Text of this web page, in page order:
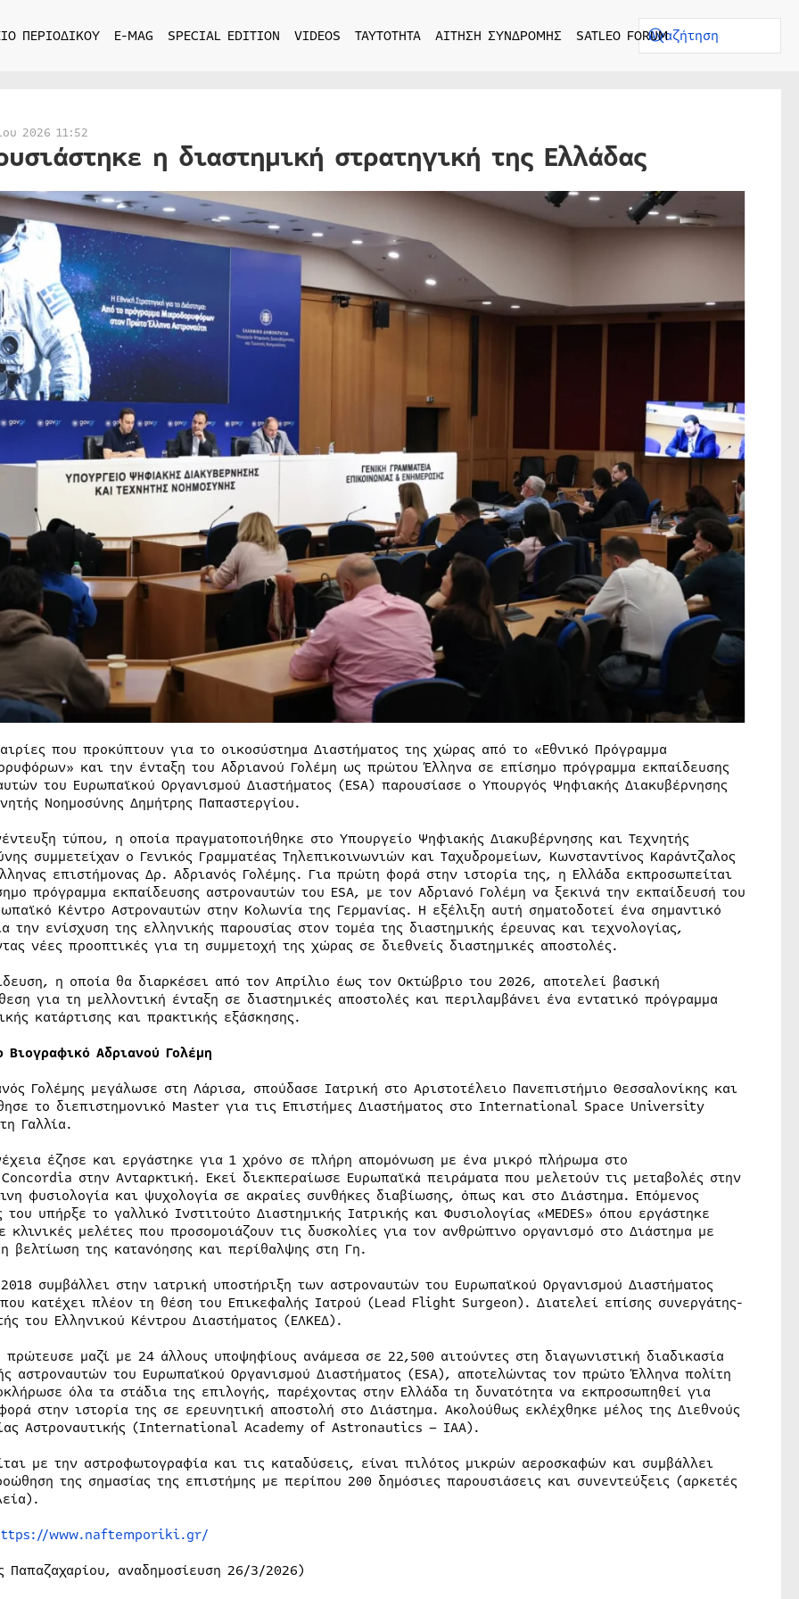
ΠΕΡΙΟΔΙΚΟΥ E-MAG SPECIAL EDITION VIDEOS ΤΑΥΤΟΤΗΤΑ ΑΙΤΗΣΗ ΣΥΝΔΡΟΜΗΣ SATLEO FORUM
2026 11:52
η διαστημική στρατηγική της Ελλάδας
που προκύπτουν για το οικοσύστημα Διαστήματος της χώρας από το «Εθνικό Πρόγραμμα
και την ένταξη του Αδριανού Γολέμη ως πρώτου Έλληνα σε επίσημο πρόγραμμα εκπαίδευσης
του Ευρωπαϊκού Οργανισμού Διαστήματος (ESA) παρουσίασε ο Υπουργός Ψηφιακής Διακυβέρνησης
Νοημοσύνης Δημήτρης Παπαστεργίου.
τύπου, η οποία πραγματοποιήθηκε στο Υπουργείο Ψηφιακής Διακυβέρνησης και Τεχνητής
συμμετείχαν ο Γενικός Γραμματέας Τηλεπικοινωνιών και Ταχυδρομείων, Κωνσταντίνος Καράντζαλος
επιστήμονας Δρ. Αδριανός Γολέμης. Για πρώτη φορά στην ιστορία της, η Ελλάδα εκπροσωπείται
πρόγραμμα εκπαίδευσης αστροναυτών του ESA, με τον Αδριανό Γολέμη να ξεκινά την εκπαίδευσή του
Κέντρο Αστροναυτών στην Κολωνία της Γερμανίας. Η εξέλιξη αυτή σηματοδοτεί ένα σημαντικό
την ενίσχυση της ελληνικής παρουσίας στον τομέα της διαστημικής έρευνας και τεχνολογίας,
νέες προοπτικές για τη συμμετοχή της χώρας σε διεθνείς διαστημικές αποστολές.
η οποία θα διαρκέσει από τον Απρίλιο έως τον Οκτώβριο του 2026, αποτελεί βασική
για τη μελλοντική ένταξη σε διαστημικές αποστολές και περιλαμβάνει ένα εντατικό πρόγραμμα
κατάρτισης και πρακτικής εξάσκησης.
Βιογραφικό Αδριανού Γολέμη
Γολέμης μεγάλωσε στη Λάρισα, σπούδασε Ιατρική στο Αριστοτέλειο Πανεπιστήμιο Θεσσαλονίκης και
το διεπιστημονικό Master για τις Επιστήμες Διαστήματος στο International Space University
Γαλλία.
έζησε και εργάστηκε για 1 χρόνο σε πλήρη απομόνωση με ένα μικρό πλήρωμα στο
στην Ανταρκτική. Εκεί διεκπεραίωσε Ευρωπαϊκά πειράματα που μελετούν τις μεταβολές στην
φυσιολογία και ψυχολογία σε ακραίες συνθήκες διαβίωσης, όπως και στο Διάστημα. Επόμενος
του υπήρξε το γαλλικό Ινστιτούτο Διαστημικής Ιατρικής και Φυσιολογίας «MEDES» όπου εργάστηκε
κλινικές μελέτες που προσομοιάζουν τις δυσκολίες για τον ανθρώπινο οργανισμό στο Διάστημα με
βελτίωση της κατανόησης και περίθαλψης στη Γη.
συμβάλλει στην ιατρική υποστήριξη των αστροναυτών του Ευρωπαϊκού Οργανισμού Διαστήματος
κατέχει πλέον τη θέση του Επικεφαλής Ιατρού (Lead Flight Surgeon). Διατελεί επίσης συνεργάτης-
του Ελληνικού Κέντρου Διαστήματος (ΕΛΚΕΔ).
πρώτευσε μαζί με 24 άλλους υποψηφίους ανάμεσα σε 22,500 αιτούντες στη διαγωνιστική διαδικασία
αστροναυτών του Ευρωπαϊκού Οργανισμού Διαστήματος (ESA), αποτελώντας τον πρώτο Έλληνα πολίτη
όλα τα στάδια της επιλογής, παρέχοντας στην Ελλάδα τη δυνατότητα να εκπροσωπηθεί για
στην ιστορία της σε ερευνητική αποστολή στο Διάστημα. Ακολούθως εκλέχθηκε μέλος της Διεθνούς
Αστροναυτικής (International Academy of Astronautics – IAA).
με την αστροφωτογραφία και τις καταδύσεις, είναι πιλότος μικρών αεροσκαφών και συμβάλλει
της σημασίας της επιστήμης με περίπου 200 δημόσιες παρουσιάσεις και συνεντεύξεις (αρκετές
www.naftemporiki.gr/
Παπαζαχαρίου, αναδημοσίευση 26/3/2026)